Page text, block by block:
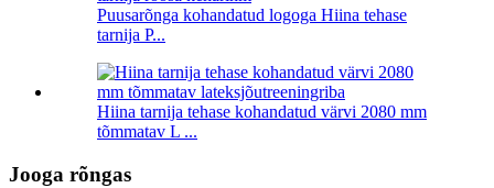
Puusarõnga kohandatud logoga Hiina tehase
tarnija P...
Hiina tarnija tehase kohandatud värvi 2080 mm
tõmmatav L ...
Jooga rõngas